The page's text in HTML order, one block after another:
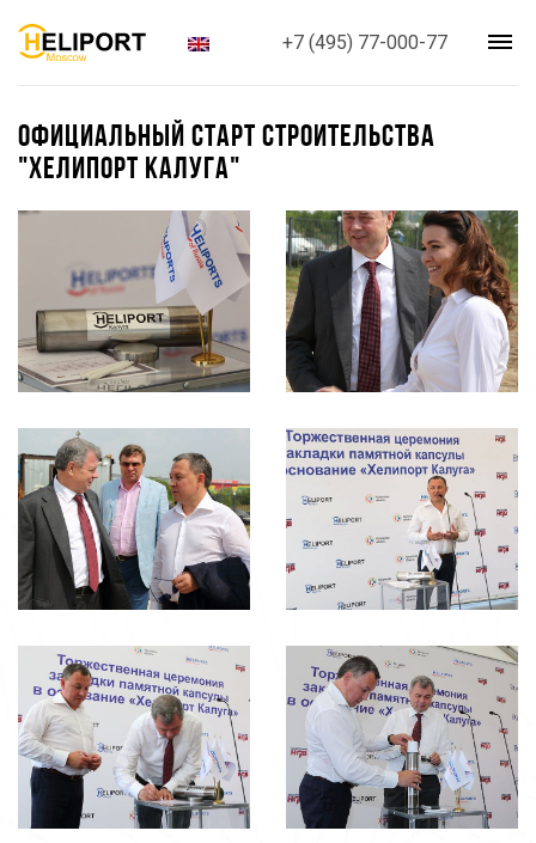
+7 (495) 77-000-77
ОФИЦИАЛЬНЫЙ СТАРТ СТРОИТЕЛЬСТВА
"ХЕЛИПОРТ КАЛУГА"